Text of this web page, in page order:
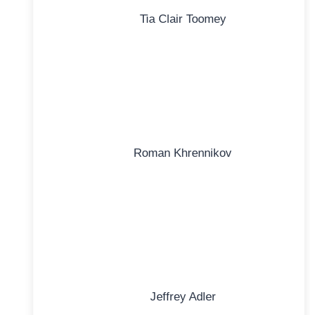
Tia Clair Toomey
Roman Khrennikov
Jeffrey Adler